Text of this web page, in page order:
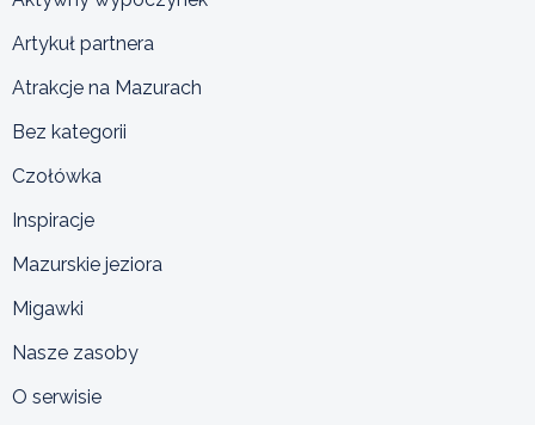
Artykuł partnera
Atrakcje na Mazurach
Bez kategorii
Czołówka
Inspiracje
Mazurskie jeziora
Migawki
Nasze zasoby
O serwisie